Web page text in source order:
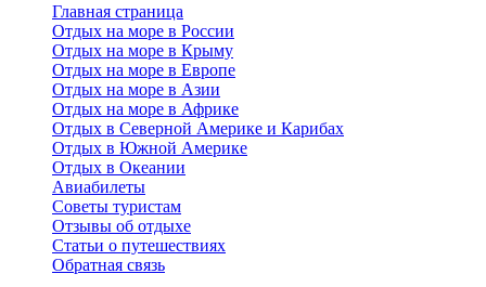
Главная страница
Отдых на море в России
Отдых на море в Крыму
Отдых на море в Европе
Отдых на море в Азии
Отдых на море в Африке
Отдых в Северной Америке и Карибах
Отдых в Южной Америке
Отдых в Океании
Авиабилеты
Советы туристам
Отзывы об отдыхе
Статьи о путешествиях
Обратная связь